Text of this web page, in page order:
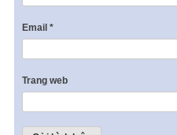
Email *
Trang web